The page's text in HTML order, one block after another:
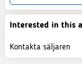
Interested in this
Kontakta säljaren